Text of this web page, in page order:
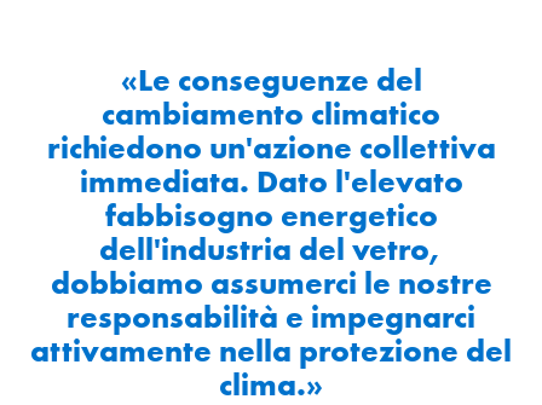
«Le conseguenze del
cambiamento climatico
richiedono un'azione collettiva
immediata. Dato l'elevato
fabbisogno energetico
dell'industria del vetro,
dobbiamo assumerci le nostre
responsabilità e impegnarci
attivamente nella protezione del
clima.»